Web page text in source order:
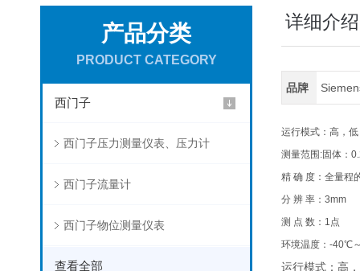
产品分类
PRODUCT CATEGORY
西门子
西门子压力测量仪表、压力计
西门子流量计
西门子物位测量仪表
查看全部
详细介绍
品牌
运行模式：高，
测量范围:固体：
精 确 度：全量程
分 辨 率：3mm
测 点 数：1点
环境温度：-40℃
运行模式：高